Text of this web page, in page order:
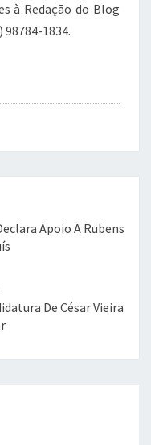
à Redação do Blog
1834.
Apoio A Rubens
De César Vieira